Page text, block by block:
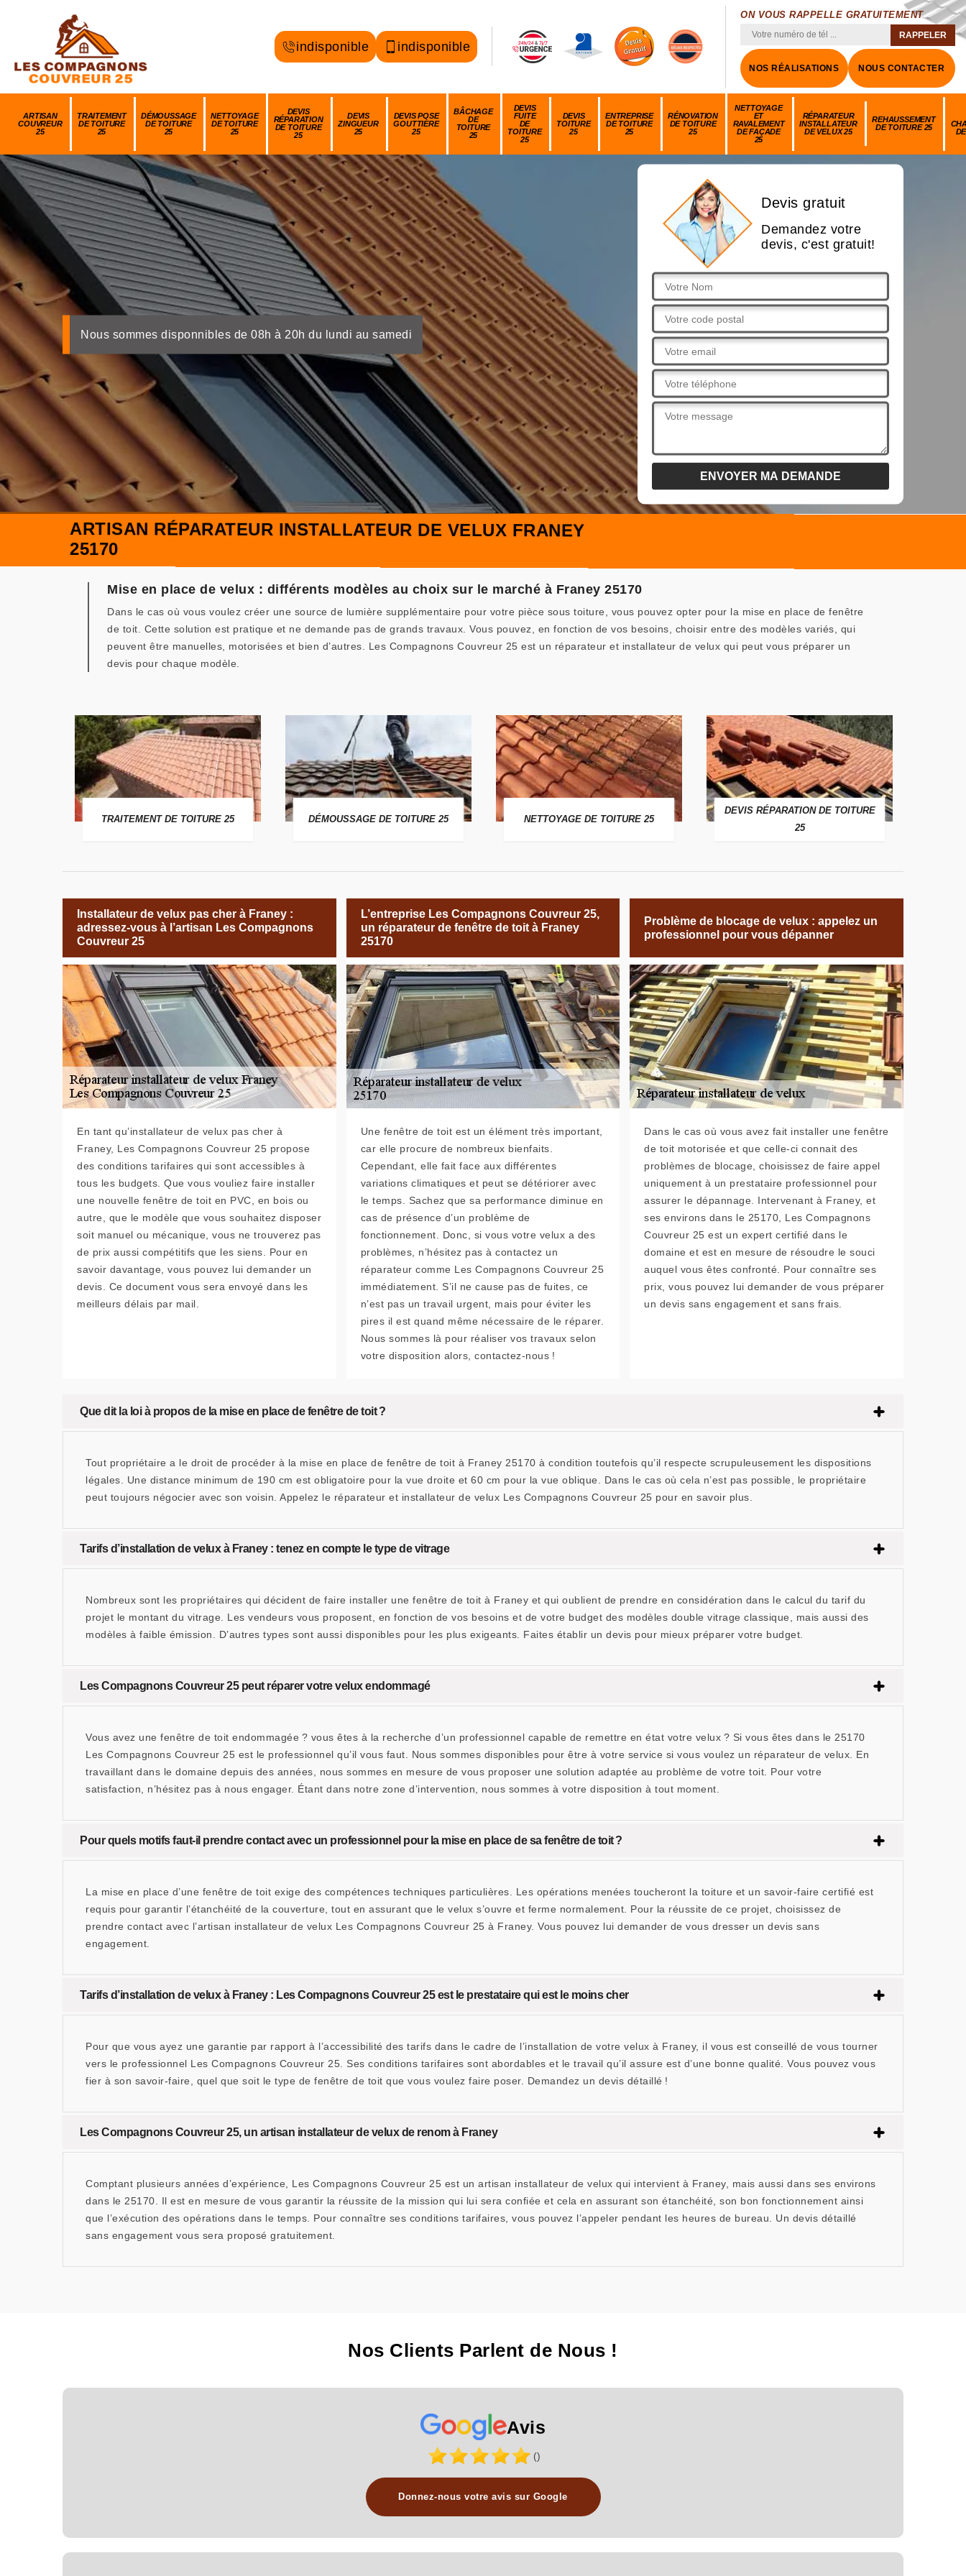
ON VOUS RAPPELLE GRATUITEMENT
NOS RÉALISATIONS NOUS CONTACTER
ARTISAN
COUVREUR
25
TRAITEMENT
DE TOITURE
25
DÉMOUSSAGE
DE TOITURE
25
NETTOYAGE
DE TOITURE
25
DEVIS
RÉPARATION
DE TOITURE
25
DEVIS
ZINGUEUR
25
DEVIS POSE
GOUTTIÈRE
25
BÂCHAGE
DE
TOITURE
25
DEVIS
FUITE
DE
TOITURE
25
DEVIS
TOITURE
25
ENTREPRISE
DE TOITURE
25
RÉNOVATION
DE TOITURE
25
NETTOYAGE
ET
RAVALEMENT
DE FAÇADE
25
RÉPARATEUR
INSTALLATEUR
DE VELUX 25
REHAUSSEMENT
DE TOITURE 25
Nous sommes disponnibles de 08h à 20h du lundi au samedi
Devis gratuit
Demandez votre
devis, c'est gratuit!
ARTISAN RÉPARATEUR INSTALLATEUR DE VELUX FRANEY
25170
Mise en place de velux : différents modèles au choix sur le marché à Franey 25170
Dans le cas où vous voulez créer une source de lumière supplémentaire pour votre pièce sous toiture, vous pouvez opter pour la mise en place de fenêtre
de toit. Cette solution est pratique et ne demande pas de grands travaux. Vous pouvez, en fonction de vos besoins, choisir entre des modèles variés, qui
peuvent être manuelles, motorisées et bien d’autres. Les Compagnons Couvreur 25 est un réparateur et installateur de velux qui peut vous préparer un
devis pour chaque modèle.
TRAITEMENT DE TOITURE 25 DÉMOUSSAGE DE TOITURE 25 NETTOYAGE DE TOITURE 25
DEVIS RÉPARATION DE TOITURE
25
Installateur de velux pas cher à Franey :
adressez-vous à l’artisan Les Compagnons
Couvreur 25
En tant qu’installateur de velux pas cher à
Franey, Les Compagnons Couvreur 25 propose
des conditions tarifaires qui sont accessibles à
tous les budgets. Que vous vouliez faire installer
une nouvelle fenêtre de toit en PVC, en bois ou
autre, que le modèle que vous souhaitez disposer
soit manuel ou mécanique, vous ne trouverez pas
de prix aussi compétitifs que les siens. Pour en
savoir davantage, vous pouvez lui demander un
devis. Ce document vous sera envoyé dans les
meilleurs délais par mail.
L’entreprise Les Compagnons Couvreur 25,
un réparateur de fenêtre de toit à Franey
25170
Une fenêtre de toit est un élément très important,
car elle procure de nombreux bienfaits.
Cependant, elle fait face aux différentes
variations climatiques et peut se détériorer avec
le temps. Sachez que sa performance diminue en
cas de présence d’un problème de
fonctionnement. Donc, si vous votre velux a des
problèmes, n’hésitez pas à contactez un
réparateur comme Les Compagnons Couvreur 25
immédiatement. S’il ne cause pas de fuites, ce
n’est pas un travail urgent, mais pour éviter les
pires il est quand même nécessaire de le réparer.
Nous sommes là pour réaliser vos travaux selon
votre disposition alors, contactez-nous !
Problème de blocage de velux : appelez un
professionnel pour vous dépanner
Dans le cas où vous avez fait installer une fenêtre
de toit motorisée et que celle-ci connait des
problèmes de blocage, choisissez de faire appel
uniquement à un prestataire professionnel pour
assurer le dépannage. Intervenant à Franey, et
ses environs dans le 25170, Les Compagnons
Couvreur 25 est un expert certifié dans le
domaine et est en mesure de résoudre le souci
auquel vous êtes confronté. Pour connaître ses
prix, vous pouvez lui demander de vous préparer
un devis sans engagement et sans frais.
Que dit la loi à propos de la mise en place de fenêtre de toit ?
Tout propriétaire a le droit de procéder à la mise en place de fenêtre de toit à Franey 25170 à condition toutefois qu’il respecte scrupuleusement les dispositions
légales. Une distance minimum de 190 cm est obligatoire pour la vue droite et 60 cm pour la vue oblique. Dans le cas où cela n’est pas possible, le propriétaire
peut toujours négocier avec son voisin. Appelez le réparateur et installateur de velux Les Compagnons Couvreur 25 pour en savoir plus.
Tarifs d’installation de velux à Franey : tenez en compte le type de vitrage
Nombreux sont les propriétaires qui décident de faire installer une fenêtre de toit à Franey et qui oublient de prendre en considération dans le calcul du tarif du
projet le montant du vitrage. Les vendeurs vous proposent, en fonction de vos besoins et de votre budget des modèles double vitrage classique, mais aussi des
modèles à faible émission. D’autres types sont aussi disponibles pour les plus exigeants. Faites établir un devis pour mieux préparer votre budget.
Les Compagnons Couvreur 25 peut réparer votre velux endommagé
Vous avez une fenêtre de toit endommagée ? vous êtes à la recherche d’un professionnel capable de remettre en état votre velux ? Si vous êtes dans le 25170
Les Compagnons Couvreur 25 est le professionnel qu’il vous faut. Nous sommes disponibles pour être à votre service si vous voulez un réparateur de velux. En
travaillant dans le domaine depuis des années, nous sommes en mesure de vous proposer une solution adaptée au problème de votre toit. Pour votre
satisfaction, n’hésitez pas à nous engager. Étant dans notre zone d’intervention, nous sommes à votre disposition à tout moment.
Pour quels motifs faut-il prendre contact avec un professionnel pour la mise en place de sa fenêtre de toit ?
La mise en place d’une fenêtre de toit exige des compétences techniques particulières. Les opérations menées toucheront la toiture et un savoir-faire certifié est
requis pour garantir l’étanchéité de la couverture, tout en assurant que le velux s’ouvre et ferme normalement. Pour la réussite de ce projet, choisissez de
prendre contact avec l’artisan installateur de velux Les Compagnons Couvreur 25 à Franey. Vous pouvez lui demander de vous dresser un devis sans
engagement.
Tarifs d’installation de velux à Franey : Les Compagnons Couvreur 25 est le prestataire qui est le moins cher
Pour que vous ayez une garantie par rapport à l’accessibilité des tarifs dans le cadre de l’installation de votre velux à Franey, il vous est conseillé de vous tourner
vers le professionnel Les Compagnons Couvreur 25. Ses conditions tarifaires sont abordables et le travail qu’il assure est d’une bonne qualité. Vous pouvez vous
fier à son savoir-faire, quel que soit le type de fenêtre de toit que vous voulez faire poser. Demandez un devis détaillé !
Les Compagnons Couvreur 25, un artisan installateur de velux de renom à Franey
Comptant plusieurs années d’expérience, Les Compagnons Couvreur 25 est un artisan installateur de velux qui intervient à Franey, mais aussi dans ses environs
dans le 25170. Il est en mesure de vous garantir la réussite de la mission qui lui sera confiée et cela en assurant son étanchéité, son bon fonctionnement ainsi
que l’exécution des opérations dans le temps. Pour connaître ses conditions tarifaires, vous pouvez l’appeler pendant les heures de bureau. Un devis détaillé
sans engagement vous sera proposé gratuitement.
Nos Clients Parlent de Nous !
Avis
()
Donnez-nous votre avis sur Google